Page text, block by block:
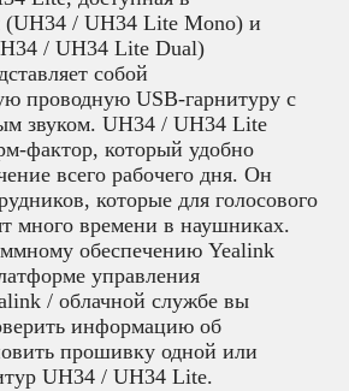
/ UH34 Lite Mono) и
/ UH34 Lite Dual)
собой
проводную USB-гарнитуру с
звуком. UH34 / UH34 Lite
фактор, который удобно
всего рабочего дня. Он
которые для голосового
много времени в наушниках.
обеспечению Yealink
управления
/ облачной службе вы
информацию об
прошивку одной или
UH34 / UH34 Lite.